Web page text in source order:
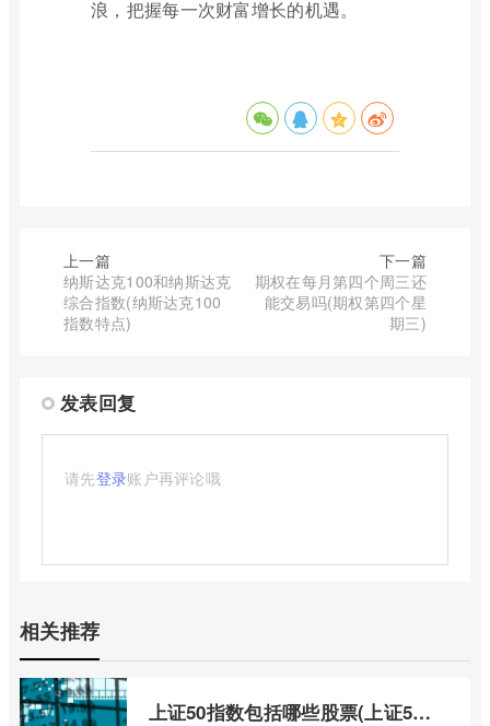
浪，把握每一次财富增长的机遇。
上一篇
纳斯达克100和纳斯达克
综合指数(纳斯达克100
指数特点)
下一篇
期权在每月第四个周三还
能交易吗(期权第四个星
期三)
发表回复
请先登录账户再评论哦
相关推荐
上证50指数包括哪些股票(上证50指数包含哪些股票)